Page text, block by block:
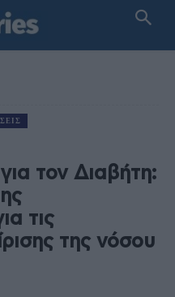
τον Διαβήτη:
τις
της νόσου